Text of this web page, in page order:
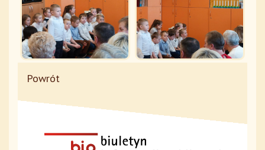
Powrót